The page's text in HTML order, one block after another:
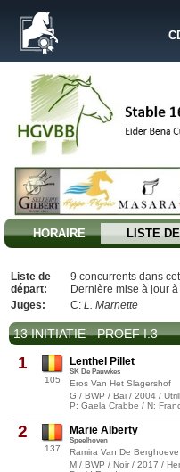
HORAIRE LISTE
Liste de
départ:
9 concurrents dans
Dernière mise à jour
Juges:
C: L. Marnette
13 INITIATIE - PROEF I.3
1
105
Lenthel Pillet
SK De Pauwkes
Eros Van Het Slagershof
G / BWP / Bai / 2004 /
P: Gaela Crabbe / N:
2
137
Marie Alberty
Speelhoven
Ramira Van De Berghoeve
M / BWP / Noir / 2017 /